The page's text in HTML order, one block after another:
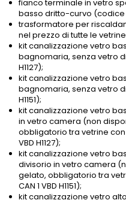
fianco terminale in vetro
basso dritto-curvo (codice
trasformatore per
nel prezzo di tutte le
kit canalizzazione vetro
bagnomaria, senza vetro
H1127);
kit canalizzazione vetro
bagnomaria, senza vetro
H1151);
kit canalizzazione vetro
in vetro camera (non
obbligatorio tra vetrine con
VBD H1127);
kit canalizzazione vetro
divisorio in vetro camera
gelato, obbligatorio tra
CAN 1 VBD H1151);
kit canalizzazione vetro